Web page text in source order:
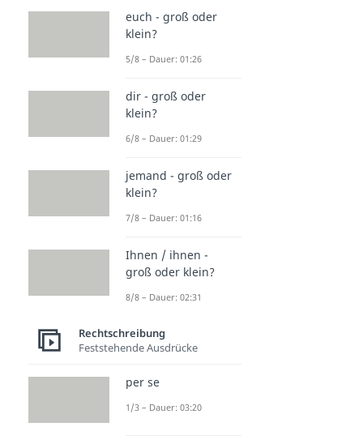
euch - groß oder
klein?
5/8 – Dauer: 01:26
dir - groß oder
klein?
6/8 – Dauer: 01:29
jemand - groß oder
klein?
7/8 – Dauer: 01:16
Ihnen / ihnen -
groß oder klein?
8/8 – Dauer: 02:31
Rechtschreibung
Feststehende Ausdrücke
per se
1/3 – Dauer: 03:20